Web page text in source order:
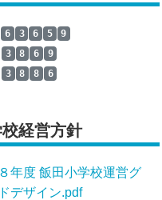
6 3 6 5 9
3 8 6 9
3 8 8 6
経営方針
年度 飯田小学校運営グ
デザイン.pdf